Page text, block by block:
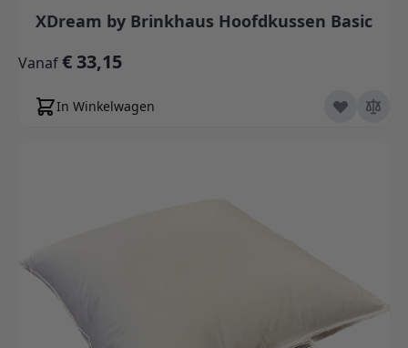
XDream by Brinkhaus Hoofdkussen Basic
Vanaf€ 33,15
In Winkelwagen